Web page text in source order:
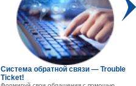
Система обратной связи — Trouble
Ticket!